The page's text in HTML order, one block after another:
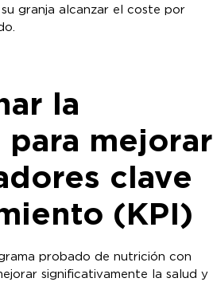
granja alcanzar el coste por
la
mejorar
clave
(KPI)
probado de nutrición con
significativamente la salud y